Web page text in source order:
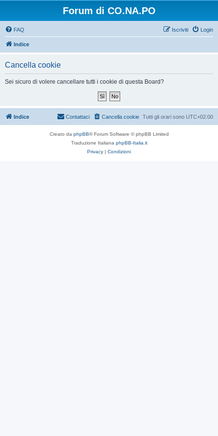
Forum di CO.NA.PO
FAQ Login
Iscriviti
Indice
Cancella cookie
Sei sicuro di volere cancellare tutti i cookie di questa Board?
Indice Tutti gli orari sono UTC+02:00
Cancella cookie
Contattaci
Creato da phpBB® Forum Software © phpBB Limited
Traduzione Italiana phpBB-Italia.it
Privacy | Condizioni